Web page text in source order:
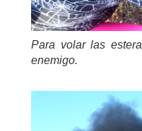
Para volar las
enemigo.